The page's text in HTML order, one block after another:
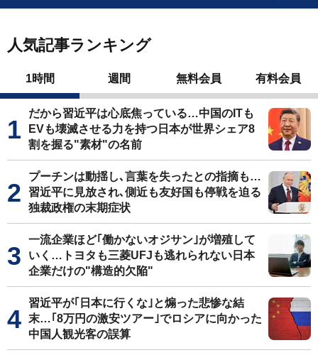
人気記事ランキング
1時間 週間 無料会員 有料会員
だから習近平は心底焦っている…中国のITも
EVも壊滅させる力を持つ日本が世界シェア8
割を握る"素材"の名前
プーチンは動揺し､言葉を失ったとの指摘も…
習近平に見放され､側近も友好国も停戦を迫る
独裁政権の末期症状
一流企業ほど｢働かないオジサン｣が増殖して
いく…トヨタも三菱UFJも逃れられない日本
企業だけの"構造的欠陥"
習近平が｢日本に行くな｣と煽った悲惨な結
末…｢8万円の激安ツアー｣でロシアに向かった
中国人観光客の誤算